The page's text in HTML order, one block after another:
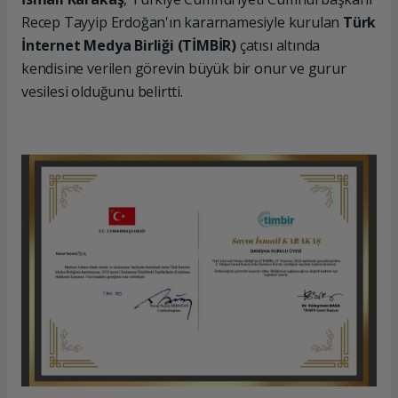
Recep Tayyip Erdoğan'ın kararnamesiyle kurulan Türk
İnternet Medya Birliği (TİMBİR)çatısı altında
kendisine verilen görevin büyük bir onur ve gurur
vesilesi olduğunu belirtti.